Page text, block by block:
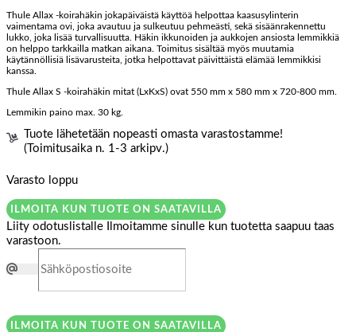
Thule Allax -koirahäkin jokapäiväistä käyttöä helpottaa kaasusylinterin
vaimentama ovi, joka avautuu ja sulkeutuu pehmeästi, sekä sisäänrakennettu
lukko, joka lisää turvallisuutta. Häkin ikkunoiden ja aukkojen ansiosta lemmikkiä
on helppo tarkkailla matkan aikana. Toimitus sisältää myös muutamia
käytännöllisiä lisävarusteita, jotka helpottavat päivittäistä elämää lemmikkisi
kanssa.
Thule Allax S -koirahäkin mitat (LxKxS) ovat 550 mm x 580 mm x 720-800 mm.
Lemmikin paino max. 30 kg.
Tuote lähetetään nopeasti omasta varastostamme!
(Toimitusaika n. 1-3 arkipv.)
Varasto loppu
ILMOITA KUN TUOTE ON SAATAVILLA
Liity odotuslistalle
Ilmoitamme sinulle kun tuotetta saapuu taas
varastoon.
ILMOITA KUN TUOTE ON SAATAVILLA